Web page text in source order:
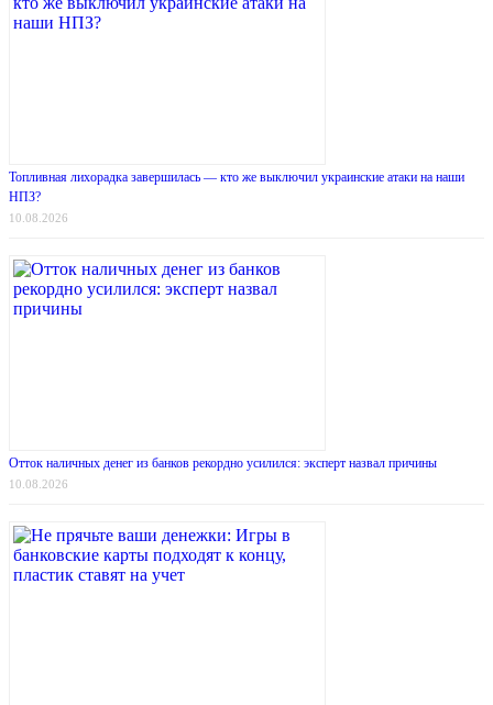
Топливная лихорадка завершилась — кто же выключил украинские атаки на наши
НПЗ?
10.08.2026
Отток наличных денег из банков рекордно усилился: эксперт назвал причины
10.08.2026